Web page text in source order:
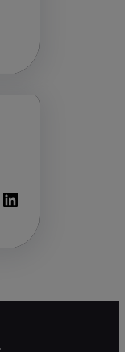
LinkedIn